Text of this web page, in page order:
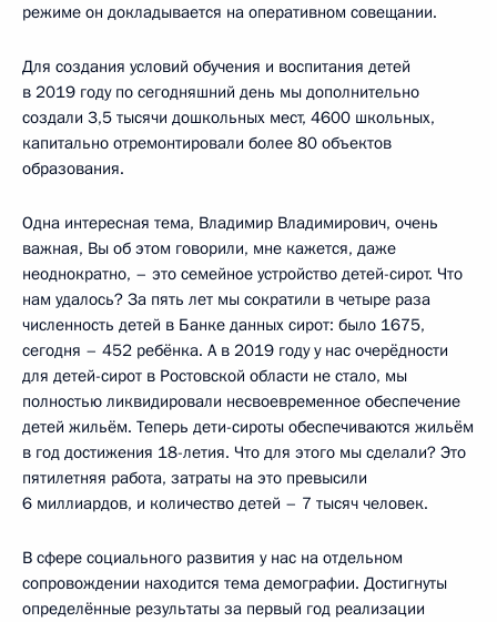
режиме он докладывается на оперативном совещании.
Для создания условий обучения и воспитания детей
в 2019 году по сегодняшний день мы дополнительно
создали 3,5 тысячи дошкольных мест, 4600 школьных,
капитально отремонтировали более 80 объектов
образования.
Одна интересная тема, Владимир Владимирович, очень
важная, Вы об этом говорили, мне кажется, даже
неоднократно, – это семейное устройство детей-сирот. Что
нам удалось? За пять лет мы сократили в четыре раза
численность детей в Банке данных сирот: было 1675,
сегодня – 452 ребёнка. А в 2019 году у нас очерёдности
для детей-сирот в Ростовской области не стало, мы
полностью ликвидировали несвоевременное обеспечение
детей жильём. Теперь дети-сироты обеспечиваются жильём
в год достижения 18-летия. Что для этого мы сделали? Это
пятилетняя работа, затраты на это превысили
6 миллиардов, и количество детей – 7 тысяч человек.
В сфере социального развития у нас на отдельном
сопровождении находится тема демографии. Достигнуты
определённые результаты за первый год реализации